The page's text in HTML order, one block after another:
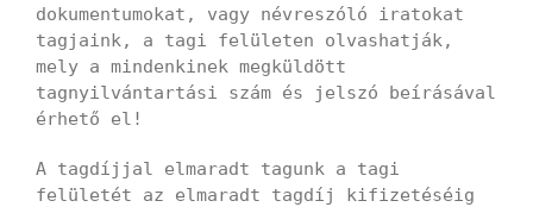
dokumentumokat, vagy névreszóló iratokat
tagjaink, a tagi felületen olvashatják,
mely a mindenkinek megküldött
tagnyilvántartási szám és jelszó beírásával
érhető el!
A tagdíjjal elmaradt tagunk a tagi
felületét az elmaradt tagdíj kifizetéséig